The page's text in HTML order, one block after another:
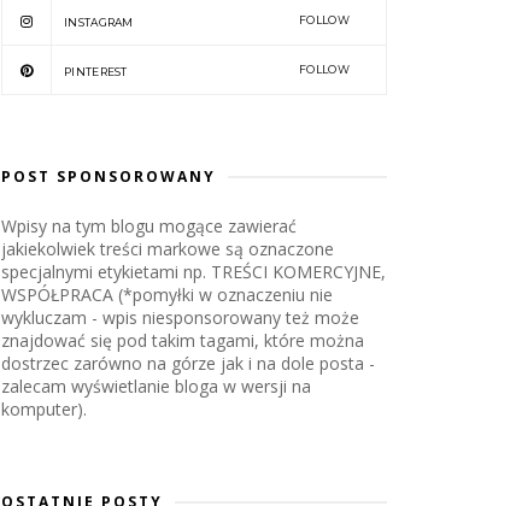
INSTAGRAM FOLLOW
PINTEREST FOLLOW
POST SPONSOROWANY
Wpisy na tym blogu mogące zawierać
jakiekolwiek treści markowe są oznaczone
specjalnymi etykietami np. TREŚCI KOMERCYJNE,
WSPÓŁPRACA (*pomyłki w oznaczeniu nie
wykluczam - wpis niesponsorowany też może
znajdować się pod takim tagami, które można
dostrzec zarówno na górze jak i na dole posta -
zalecam wyświetlanie bloga w wersji na
komputer).
OSTATNIE POSTY